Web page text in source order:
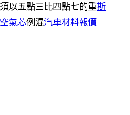
以五點三比四點七的重斯
氣芯例混汽車材料報價